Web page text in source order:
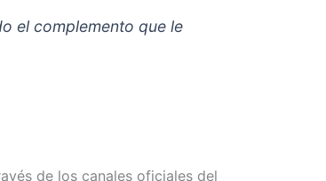
el complemento que le
de los canales oficiales del